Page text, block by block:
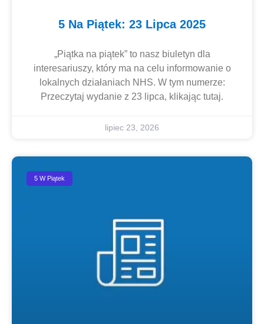
5 Na Piątek: 23 Lipca 2025
„Piątka na piątek” to nasz biuletyn dla
interesariuszy, który ma na celu informowanie o
lokalnych działaniach NHS. W tym numerze:
Przeczytaj wydanie z 23 lipca, klikając tutaj.
lipiec 23, 2026
5 W Piątek